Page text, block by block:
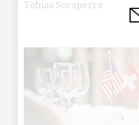
Tobias Soraperra